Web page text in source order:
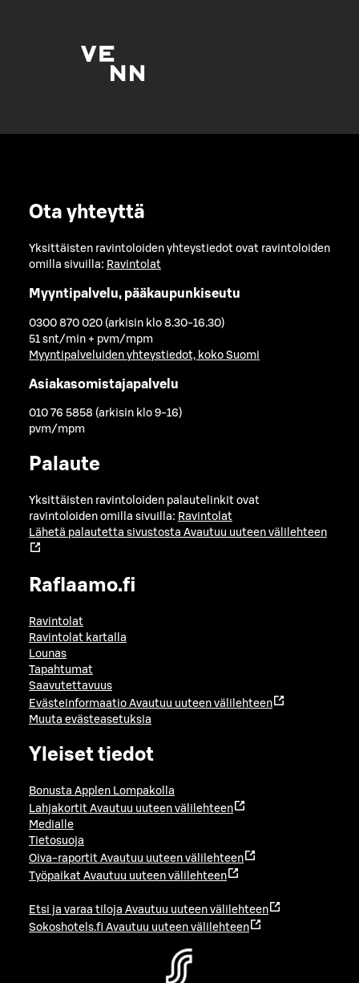
Ota yhteyttä
Yksittäisten ravintoloiden yhteystiedot ovat ravintoloiden
omilla sivuilla: Ravintolat
Myyntipalvelu, pääkaupunkiseutu
0300 870 020 (arkisin klo 8.30-16.30)
51 snt/min + pvm/mpm
Myyntipalveluiden yhteystiedot, koko Suomi
Asiakasomistajapalvelu
010 76 5858 (arkisin klo 9-16)
pvm/mpm
Palaute
Yksittäisten ravintoloiden palautelinkit ovat
ravintoloiden omilla sivuilla: Ravintolat
Lähetä palautetta sivustosta Avautuu uuteen välilehteen
Raflaamo.fi
Ravintolat
Ravintolat kartalla
Lounas
Tapahtumat
Saavutettavuus
Evästeinformaatio Avautuu uuteen välilehteen
Muuta evästeasetuksia
Yleiset tiedot
Bonusta Applen Lompakolla
Lahjakortit Avautuu uuteen välilehteen
Medialle
Tietosuoja
Oiva-raportit Avautuu uuteen välilehteen
Työpaikat Avautuu uuteen välilehteen
Etsi ja varaa tiloja Avautuu uuteen välilehteen
Sokoshotels.fi Avautuu uuteen välilehteen